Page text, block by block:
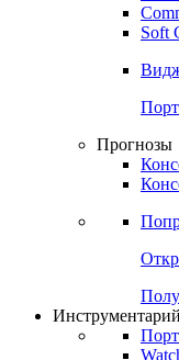
Soft
Прогнозы